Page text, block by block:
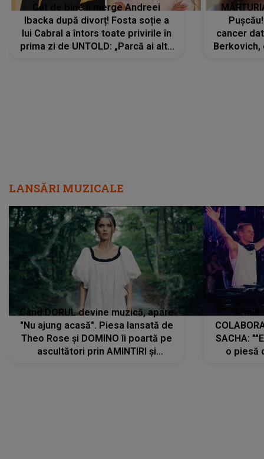
Cât de bine îi merge Andreei
Ibacka după divorț! Fosta soție a
lui Cabral a întors toate privirile în
prima zi de UNTOLD: „Parcă ai altă
cancer
Berkovich,
LANSĂRI MUZICALE
Când DORUL devine muzică, apare
"Nu ajung acasă". Piesa lansată de
Theo Rose și DOMINO îi poartă pe
ascultători prin AMINTIRI și
SACHA:
o piesă